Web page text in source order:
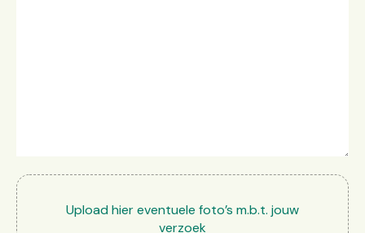
Upload hier eventuele foto’s m.b.t. jouw
verzoek